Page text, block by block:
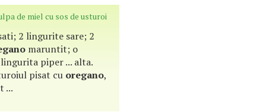
de miel cu sos de usturoi
2 lingurite sare; 2
maruntit; o
piper ... alta.
pisat cu oregano,
...